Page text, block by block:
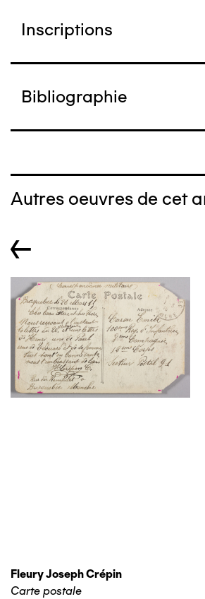
Inscriptions
Bibliographie
Autres oeuvres de cet
←
Fleury Joseph Crépin
Carte postale